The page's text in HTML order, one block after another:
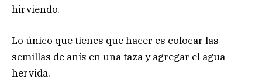
hirviendo.
Lo único que tienes que hacer es colocar las
semillas de anís en una taza y agregar el agua
hervida.